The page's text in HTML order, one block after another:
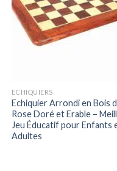
ECHIQUIERS
Echiquier Arrondi en Bois
Rose Doré et Erable –
Jeu Éducatif pour Enfants
Adultes